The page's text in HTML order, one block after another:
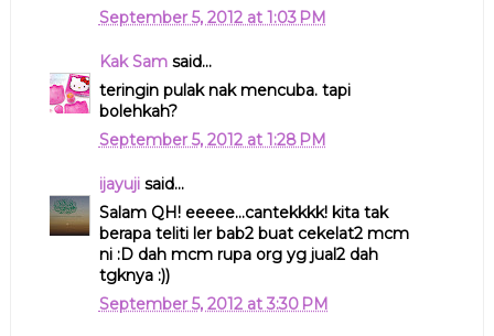
September 5, 2012 at 1:03 PM
Kak Samsaid...
teringin pulak nak mencuba. tapi
bolehkah?
September 5, 2012 at 1:28 PM
ijayujisaid...
Salam QH! eeeee...cantekkkk! kita tak
berapa teliti ler bab2 buat cekelat2 mcm
ni :D dah mcm rupa org yg jual2 dah
tgknya :))
September 5, 2012 at 3:30 PM